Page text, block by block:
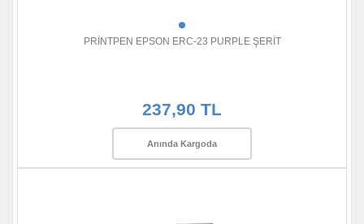
PRİNTPEN EPSON ERC-23 PURPLE ŞERİT
237,90 TL
Anında Kargoda